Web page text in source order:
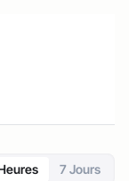
7 Jours